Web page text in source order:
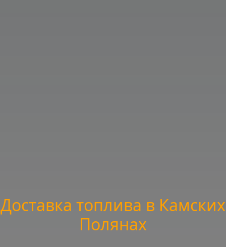
Доставка топлива в Камских
Полянах